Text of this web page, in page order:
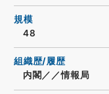
規模
48
組織歴/履歴
内閣／／情報局